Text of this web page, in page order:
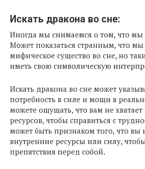
Искать дракона во сне:
Иногда мы снимаемся о том, что
Может показаться странным, что
мифическое существо во сне, но
иметь свою символическую
Искать дракона во сне может
потребность в силе и мощи в
можете ощущать, что вам не
ресурсов, чтобы справиться с
может быть признаком того, что вы
внутренние ресурсы или силу,
препятствия перед собой.